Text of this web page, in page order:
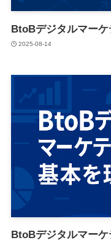
BtoBデジタルマー
2025-08-14
BtoBデジタルマー